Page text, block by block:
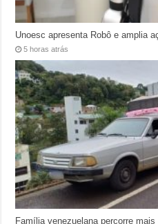
Unoesc apresenta Robô e amplia
5 horas atrás
Família venezuelana percorre